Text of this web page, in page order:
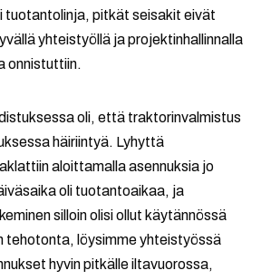
tuotantolinja, pitkät seisakit eivät
yhteistyöllä ja projektinhallinnalla
onnistuttiin.
oli, että traktorinvalmistus
häiriintyä. Lyhyttä
aloittamalla asennuksia jo
oli tuotantoaikaa, ja
silloin olisi ollut käytännössä
tehotonta, löysimme yhteistyössä
hyvin pitkälle iltavuorossa,